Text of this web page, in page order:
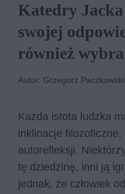
Katedry
swojej
również
Autor: Grzegorz Paczkowski
Każda istota ludzka
inklinacje filozoficzne,
autorefleksji.
tę dziedzinę, inni ją
jednak, że człowiek